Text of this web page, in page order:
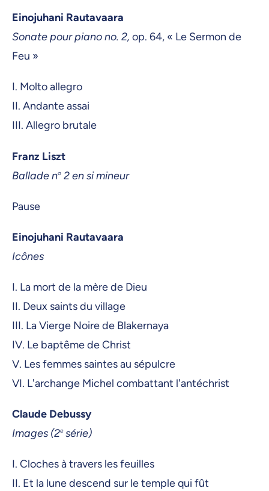
Einojuhani Rautavaara
Sonate pour piano no. 2, op. 64, « Le Sermon de
Feu »
I. Molto allegro
II. Andante assai
III. Allegro brutale
Franz Liszt
Ballade no 2 en si mineur
Pause
Einojuhani Rautavaara
Icônes
I. La mort de la mère de Dieu
II. Deux saints du village
III. La Vierge Noire de Blakernaya
IV. Le baptême de Christ
V. Les femmes saintes au sépulcre
VI. L'archange Michel combattant l'antéchrist
Claude Debussy
Images (2esérie)
I. Cloches à travers les feuilles
II. Et la lune descend sur le temple qui fût